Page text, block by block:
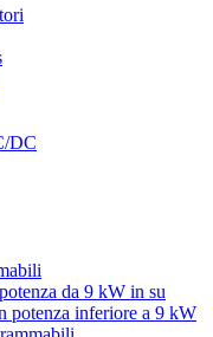
DC
da 9 kW in su
potenza inferiore a 9 kW